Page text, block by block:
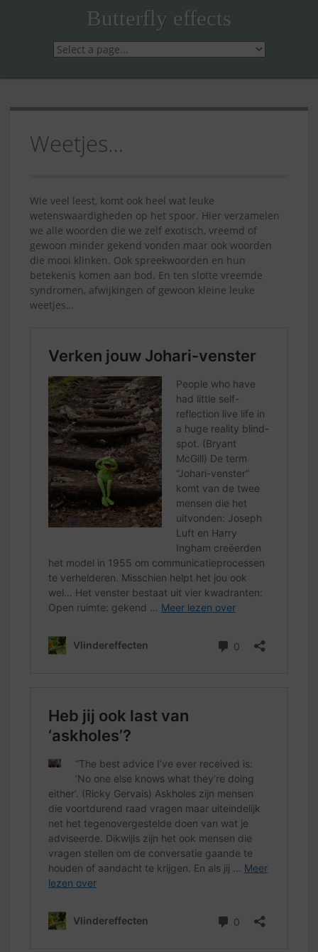
Butterfly effects
Weetjes…
Wie veel leest, komt ook heel wat leuke
wetenswaardigheden op het spoor. Hier verzamelen
we alle woorden die we zelf exotisch, vreemd of
gewoon minder gekend vonden maar ook woorden
die mooi klinken. Ook spreekwoorden en hun
betekenis komen aan bod. En ten slotte vreemde
syndromen, afwijkingen of gewoon kleine leuke
weetjes…